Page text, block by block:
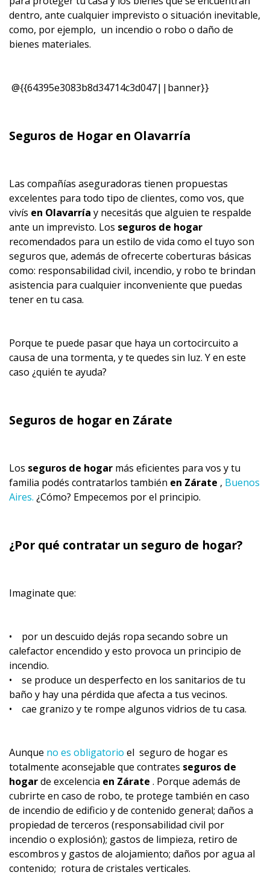
dentro, ante cualquier imprevisto o situación inevitable,
como, por ejemplo, un incendio o robo o daño de
bienes materiales.
@{{64395e3083b8d34714c3d047||banner}}
Seguros de Hogar en Olavarría
Las compañías aseguradoras tienen propuestas
excelentes para todo tipo de clientes, como vos, que
vivís en Olavarría y necesitás que alguien te respalde
ante un imprevisto. Los seguros de hogar
recomendados para un estilo de vida como el tuyo son
seguros que, además de ofrecerte coberturas básicas
como: responsabilidad civil, incendio, y robo te brindan
asistencia para cualquier inconveniente que puedas
tener en tu casa.
Porque te puede pasar que haya un cortocircuito a
causa de una tormenta, y te quedes sin luz. Y en este
caso ¿quién te ayuda?
Seguros de hogar en Zárate
Los seguros de hogar más eficientes para vos y tu
familia podés contratarlos también en Zárate , Buenos
Aires. ¿Cómo? Empecemos por el principio.
¿Por qué contratar un seguro de hogar?
Imaginate que:
• por un descuido dejás ropa secando sobre un
calefactor encendido y esto provoca un principio de
incendio.
• se produce un desperfecto en los sanitarios de tu
baño y hay una pérdida que afecta a tus vecinos.
• cae granizo y te rompe algunos vidrios de tu casa.
Aunque no es obligatorio el seguro de hogar es
totalmente aconsejable que contrates seguros de
hogarde excelencia en Zárate . Porque además de
cubrirte en caso de robo, te protege también en caso
de incendio de edificio y de contenido general; daños a
propiedad de terceros (responsabilidad civil por
incendio o explosión); gastos de limpieza, retiro de
escombros y gastos de alojamiento; daños por agua al
contenido; rotura de cristales verticales.